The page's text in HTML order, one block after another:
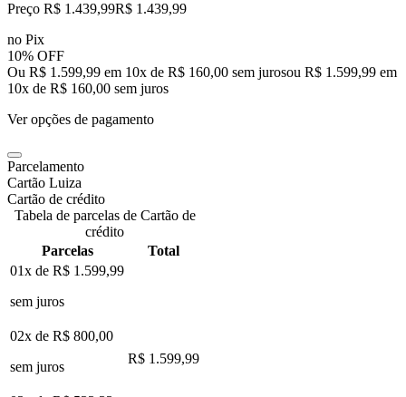
Preço R$ 1.439,99R$ 1.439,99
no Pix
10% OFF
Ou R$ 1.599,99 em 10x de R$ 160,00 sem jurosou R$ 1.599,99 em
10x de R$ 160,00 sem juros
Ver opções de pagamento
Parcelamento
Cartão Luiza
Cartão de crédito
Tabela de parcelas de Cartão de
crédito
Parcelas
Total
01x de R$ 1.599,99
sem juros
02x de R$ 800,00
sem juros
R$ 1.599,99